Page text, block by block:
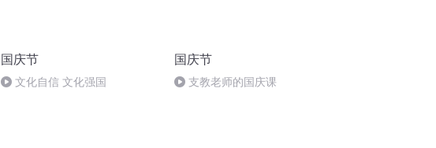
国庆节
文化自信 文化强国
国庆节
支教老师的国庆课